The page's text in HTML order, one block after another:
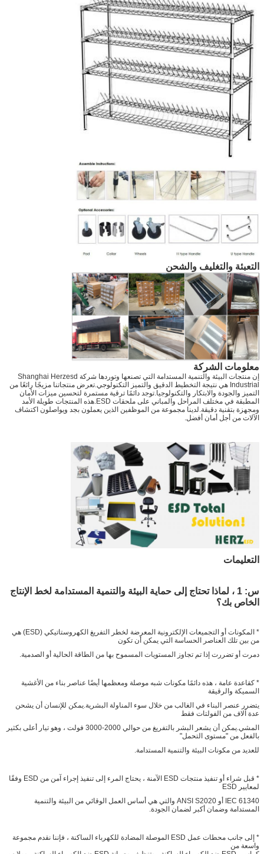
التعبئة والتغليف والشحن
معلومات الشركة
إن منتجات البيئة والتنمية المستدامة التي تصنعها وتوردها شركة Shanghai Herzesd
Industrial هي نتيجة التخطيط الدقيق والتميز التكنولوجي.تعرض منتجاتنا مزيجًا رائعًا من
التميز والجودة والابتكار والتكنولوجيا.توجد دائمًا ترقية مستمرة لتحسين ميزات الأمان
المطبقة في مختلف المراحل والمباني على ملحقات ESD.هذه المنتجات طويلة الأمد
ومجهزة بتقنية دقيقة.لدينا مجموعة من الموظفين الذين يعملون بجد ويواصلون اكتشاف
الآلات من أجل أمان أفضل.
التعليمات
س: 1 ، لماذا تحتاج إلى حماية البيئة والتنمية المستدامة لخط الإنتاج
الخاص بك؟
* المكونات أو التجميعات الإلكترونية المعرضة لخطر التفريغ الكهروستاتيكي (ESD) هي
من بين تلك العناصر الحساسة التي يمكن أن تكون
دمرت أو تضررت إذا تم تجاوز المستويات المسموح بها من الطاقة الحالية أو الصدمية.
* كقاعدة عامة ، هذه دائمًا مكونات شبه موصلة ومعظمها أيضًا عناصر بناء من الأغشية
السميكة والرقيقة
يتضرر عنصر البناء في الغالب من خلال سوء المناولة البشرية.يمكن للإنسان أن يشحن
عدة آلاف من الفولتات فقط
المشي.يمكن أن يشعر البشر بالتفريغ من حوالي 2000-3000 فولت ، وهو تيار أعلى بكثير
بالفعل من "مستوى التحمل"
للعديد من مكونات البيئة والتنمية المستدامة.
* قبل شراء أو تنفيذ منتجات ESD الآمنة ، يحتاج المرء إلى تنفيذ إجراء آمن من ESD وفقًا
لمعايير ESD
IEC 61340 أو ANSI S2020 والتي هي أساس العمل الوقائي من البيئة والتنمية
المستدامة وضمان أكبر لضمان الجودة.
* إلى جانب محطات عمل ESD الموصلة المضادة للكهرباء الساكنة ، فإننا نقدم مجموعة
واسعة من